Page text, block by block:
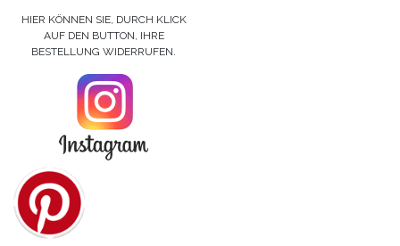
HIER KÖNNEN SIE, DURCH KLICK
AUF DEN BUTTON, IHRE
BESTELLUNG WIDERRUFEN.